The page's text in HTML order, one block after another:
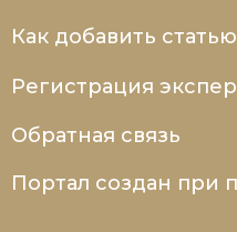
Как добавить
Регистрация
Обратная связь
Портал создан при